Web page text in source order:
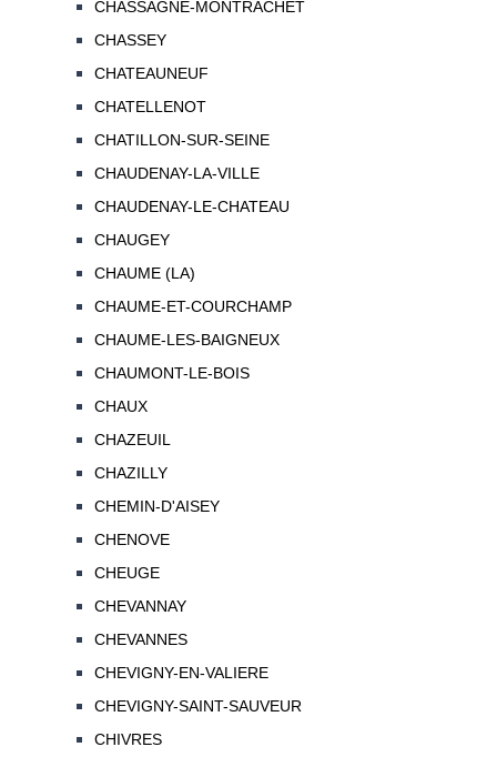
CHASSAGNE-MONTRACHET
CHASSEY
CHATEAUNEUF
CHATELLENOT
CHATILLON-SUR-SEINE
CHAUDENAY-LA-VILLE
CHAUDENAY-LE-CHATEAU
CHAUGEY
CHAUME (LA)
CHAUME-ET-COURCHAMP
CHAUME-LES-BAIGNEUX
CHAUMONT-LE-BOIS
CHAUX
CHAZEUIL
CHAZILLY
CHEMIN-D'AISEY
CHENOVE
CHEUGE
CHEVANNAY
CHEVANNES
CHEVIGNY-EN-VALIERE
CHEVIGNY-SAINT-SAUVEUR
CHIVRES